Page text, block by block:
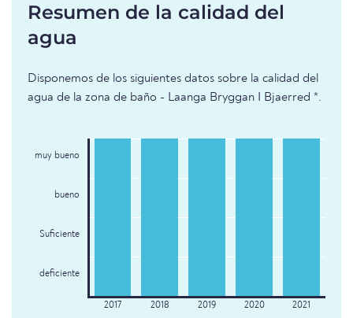
Resumen de la calidad del
agua
Disponemos de los siguientes datos sobre la calidad del
agua de la zona de baño - Laanga Bryggan I Bjaerred *.
muy bueno
bueno
Suficiente
deficiente